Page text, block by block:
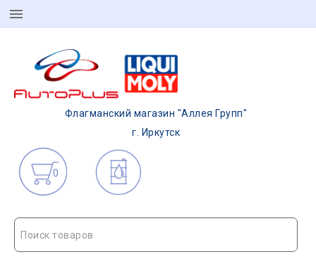
Флагманский магазин "Аллея Групп"
г. Иркутск
0
Поиск товаров